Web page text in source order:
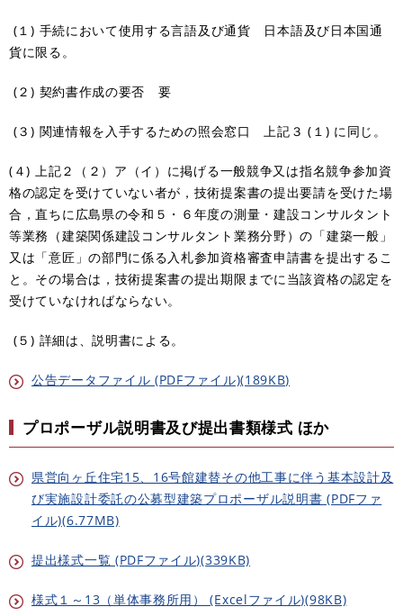
(１) 手続において使用する言語及び通貨 日本語及び日本国通
貨に限る。
(２) 契約書作成の要否 要
(３) 関連情報を入手するための照会窓口 上記３ (１) に同じ。
(４) 上記２（２）ア（イ）に掲げる一般競争又は指名競争参加資
格の認定を受けていない者が，技術提案書の提出要請を受けた場
合，直ちに広島県の令和５・６年度の測量・建設コンサルタント
等業務（建築関係建設コンサルタント業務分野）の「建築一般」
又は「意匠」の部門に係る入札参加資格審査申請書を提出するこ
と。その場合は，技術提案書の提出期限までに当該資格の認定を
受けていなければならない。
(５) 詳細は、説明書による。
公告データファイル (PDFファイル)(189KB)
プロポーザル説明書及び提出書類様式 ほか
県営向ヶ丘住宅15、16号館建替その他工事に伴う基本設計及
び実施設計委託の公募型建築プロポーザル説明書 (PDFファ
イル)(6.77MB)
提出様式一覧 (PDFファイル)(339KB)
様式１～13（単体事務所用） (Excelファイル)(98KB)